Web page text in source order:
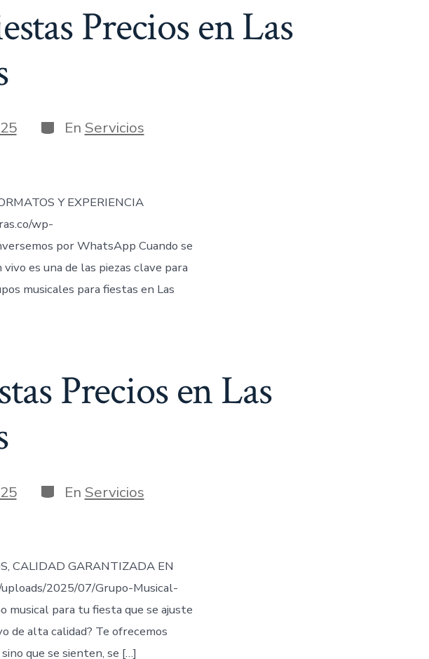
Precios en Las
Categorías
En Servicios
Y EXPERIENCIA
wp-
por WhatsApp Cuando se
es una de las piezas clave para
musicales para fiestas en Las
Precios en Las
Categorías
En Servicios
CALIDAD GARANTIZADA EN
2025/07/Grupo-Musical-
musical para tu fiesta que se ajuste
de alta calidad? Te ofrecemos
que se sienten, se […]